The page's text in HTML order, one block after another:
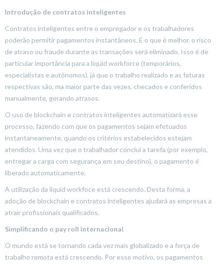
Introdução de contratos inteligentes
Contratos inteligentes entre o empregador e os trabalhadores
poderão permitir pagamentos instantâneos. E o que é melhor, o risco
de atraso ou fraude durante as transações será eliminado. Isso é de
particular importância para a liquid workforce (temporários,
especialistas e autônomos), já que o trabalho realizado e as faturas
respectivas são, ma maior parte das vezes, checados e conferidos
manualmente, gerando atrasos.
O uso de blockchain e contratos inteligentes automatizará esse
processo, fazendo com que os pagamentos sejam efetuados
instantaneamente, quando os critérios estabelecidos estejam
atendidos. Uma vez que o trabalhador conclui a tarefa (por exemplo,
entregar a carga com segurança em seu destino), o pagamento é
liberado automaticamente.
A utilização da liquid workfoce está crescendo. Desta forma, a
adoção de blockchain e contratos inteligentes ajudará as empresas a
atrair profissionais qualificados.
Simplificando o pay roll internacional
O mundo está se tornando cada vez mais globalizado e a força de
trabalho remota está crescendo. Por esse motivo, os pagamentos